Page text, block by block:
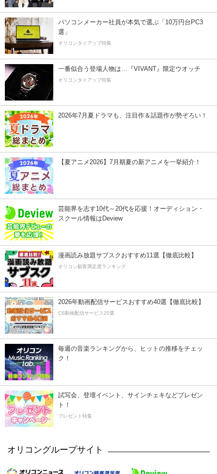
パソコンメーカー社員が本気で選ぶ「10万円台PC3
選」
オリコンタイアップ特集
一番似合う登場人物は…『VIVANT』限定ウオッチ
オリコンタイアップ特集
2026年7月夏ドラマも、注目作＆話題作が勢ぞろい！
【夏アニメ2026】7月期夏の新アニメを一挙紹介！
芸能界を志す10代～20代を応援！オーディション・
スクール情報はDeview
漫画読み放題サブスクおすすめ11選【徹底比較】
オリコン顧客満足度ランキング
2026年動画配信サービスおすすめ40選【徹底比較】
CS動画配信サービス20選
毎週の音楽ランキングから、ヒットの推移をチェッ
ク！
試写会、登壇イベント、サインチェキなどプレゼン
ト！
プレゼント特集
オリコングループサイト